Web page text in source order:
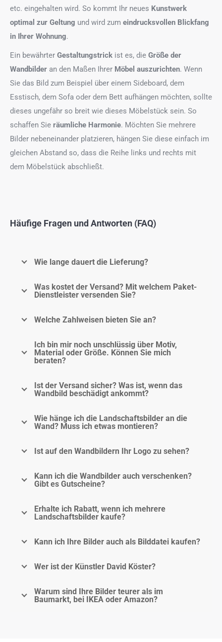
etc. eingehalten wird. So kommt Ihr neues Kunstwerk
optimal zur Geltung und wird zum eindrucksvollen Blickfang
in Ihrer Wohnung.
Ein bewährter Gestaltungstrick ist es, die Größe der
Wandbilder an den Maßen Ihrer Möbel auszurichten. Wenn
Sie das Bild zum Beispiel über einem Sideboard, dem
Esstisch, dem Sofa oder dem Bett aufhängen möchten, sollte
dieses ungefähr so breit wie dieses Möbelstück sein. So
schaffen Sie räumliche Harmonie. Möchten Sie mehrere
Bilder nebeneinander platzieren, hängen Sie diese einfach im
gleichen Abstand so, dass die Reihe links und rechts mit
dem Möbelstück abschließt.
Häufige Fragen und Antworten (FAQ)
Wie lange dauert die Lieferung?
Was kostet der Versand? Mit welchem Paket-
Dienstleister versenden Sie?
Welche Zahlweisen bieten Sie an?
Ich bin mir noch unschlüssig über Motiv,
Material oder Größe. Können Sie mich
beraten?
Ist der Versand sicher? Was ist, wenn das
Wandbild beschädigt ankommt?
Wie hänge ich die Landschaftsbilder an die
Wand? Muss ich etwas montieren?
Ist auf den Wandbildern Ihr Logo zu sehen?
Kann ich die Wandbilder auch verschenken?
Gibt es Gutscheine?
Erhalte ich Rabatt, wenn ich mehrere
Landschaftsbilder kaufe?
Kann ich Ihre Bilder auch als Bilddatei kaufen?
Wer ist der Künstler David Köster?
Warum sind Ihre Bilder teurer als im
Baumarkt, bei IKEA oder Amazon?